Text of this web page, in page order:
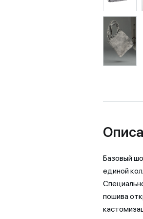
Базовый
единой
пошива